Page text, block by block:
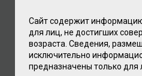
Ca'Maiol Prestige Lugana
Вино /
Сайт содержит
для лиц, не достигших
возраста. Сведения,
исключительно
предназначены только для